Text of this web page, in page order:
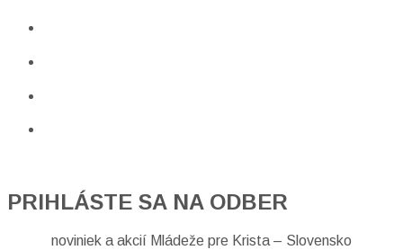
PRIHLÁSTE SA NA ODBER
noviniek a akcií Mládeže pre Krista – Slovensko